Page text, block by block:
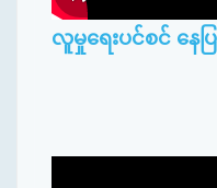
လူမှုရေးပင်စင် နေ